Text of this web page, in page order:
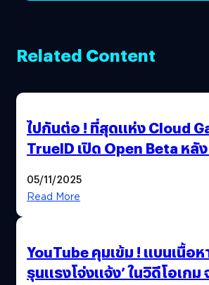
Related Content
ไปกันต่อ ! ที่สุดแห่ง Cloud
TrueID เปิด Open Beta หลั
Thailand Game Show 2025
05/11/2025
Read More
YouTube คุมเข้ม ! แบนเนื้อห
รุนแรงโจ่งแจ้ง’ ในวิดีโอเกม